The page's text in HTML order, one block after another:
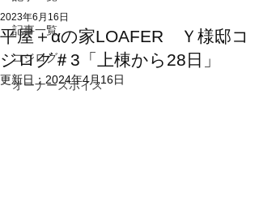
記事一覧
コジログ
オーナーズボイス
平屋＋αの家LOAFER Ｙ様邸コ
ジログ＃3「上棟から28日」
2023年6月16日
更新日： 2024年4月16日